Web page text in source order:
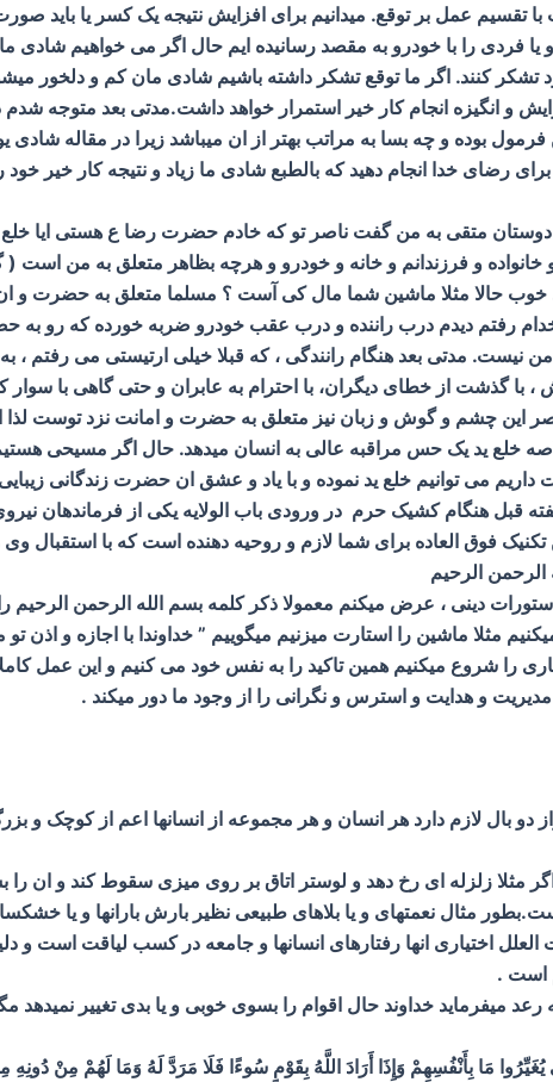
تقسیم عمل بر توقع. میدانیم برای افزایش نتیجه یک کسر یا باید
یا فردی را با خودرو به مقصد رسانیده ایم حال اگر می خواهیم شادی
تشکر کنند. اگر ما توقع تشکر داشته باشیم شادی مان کم و دلخور
بوده و چه بسا به مراتب بهتر از ان میباشد زیرا در مقاله شادی
برای رضای خدا انجام دهید که بالطبع شادی ما زیاد و نتیجه کار خیر
یکی از دوستان متقی به من گفت ناصر تو که خادم حضرت رضا ع هستی
خانواده و فرزندانم و خانه و خودرو و هرچه بظاهر متعلق به من
حالا مثلا ماشین شما مال کی آست ؟ مسلما متعلق به حضرت و ان
رفتم دیدم درب راننده و درب عقب خودرو ضربه خورده که رو به
مدتی بعد هنگام رانندگی ، که قبلا خیلی ارتیستی می رفتم ،
، با گذشت از خطای دیگران، با احترام به عابران و حتی گاهی با سوار
این چشم و گوش و زبان نیز متعلق به حضرت و امانت نزد توست
خلع ید یک حس مراقبه عالی به انسان میدهد. حال اگر مسیحی
می توانیم خلع ید نموده و با یاد و عشق ان حضرت زندگانی
قبل هنگام کشیک حرم در ورودی باب الولایه یکی از فرماندهان
فوق العاده برای شما لازم و روحیه دهنده است که با استقبال
دستورات دینی ، عرض میکنم معمولا ذکر کلمه بسم الله الرحمن
مثلا ماشین را استارت میزنیم میگوییم ” خداوندا با اجازه و اذن
را شروع میکنیم همین تاکید را به نفس خود می کنیم و این عمل
مدیریت و هدایت و استرس و نگرانی را از وجود ما دور میکند .
دو بال لازم دارد هر انسان و هر مجموعه از انسانها اعم از کوچک و
مثلا زلزله ای رخ دهد و لوستر اتاق بر روی میزی سقوط کند و ان
مثال نعمتهای و یا بلاهای طبیعی نظیر بارش بارانها و یا
يُغَيِّرُوا مَا بِأَنْفُسِهِمْ وَإِذَا أَرَادَ اللَّهُ بِقَوْمٍ سُوءًا فَلَا مَرَدَّ لَهُ وَمَا لَهُمْ مِنْ